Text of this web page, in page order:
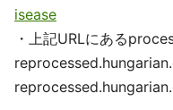
isease
・上記URLにある